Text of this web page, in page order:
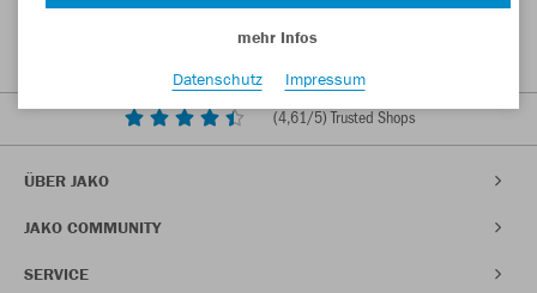
(4,61/5) Trusted Shops
ÜBER JAKO
JAKO COMMUNITY
SERVICE
mehr Infos
Datenschutz
Impressum